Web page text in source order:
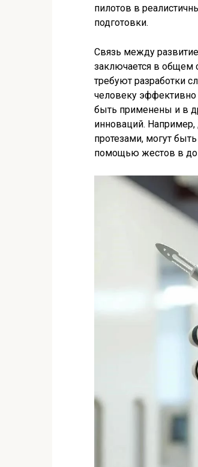
пилотов в
подготовки.
Связь между
заключается в общем
требуют разработки
человеку эффективно
быть применены и в
инноваций. Например,
протезами, могут
помощью жестов в